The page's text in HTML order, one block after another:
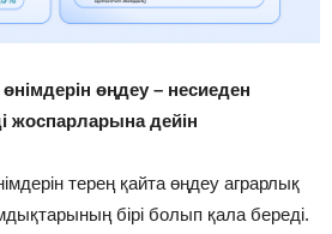
өңдеу – несиеден
жоспарларына дейін
терең қайта өңдеу аграрлық
бірі болып қала береді.